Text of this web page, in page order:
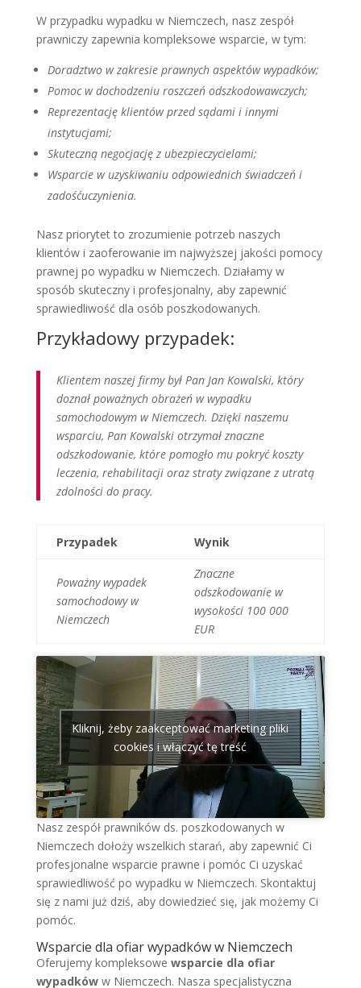
W przypadku wypadku w Niemczech, nasz zespół
prawniczy zapewnia kompleksowe wsparcie, w tym:
Doradztwo w zakresie prawnych aspektów wypadków;
Pomoc w dochodzeniu roszczeń odszkodowawczych;
Reprezentację klientów przed sądami i innymi
instytucjami;
Skuteczną negocjację z ubezpieczycielami;
Wsparcie w uzyskiwaniu odpowiednich świadczeń i
zadośćuczynienia.
Nasz priorytet to zrozumienie potrzeb naszych
klientów i zaoferowanie im najwyższej jakości pomocy
prawnej po wypadku w Niemczech. Działamy w
sposób skuteczny i profesjonalny, aby zapewnić
sprawiedliwość dla osób poszkodowanych.
Przykładowy przypadek:
Klientem naszej firmy był Pan Jan Kowalski, który
doznał poważnych obrażeń w wypadku
samochodowym w Niemczech. Dzięki naszemu
wsparciu, Pan Kowalski otrzymał znaczne
odszkodowanie, które pomogło mu pokryć koszty
leczenia, rehabilitacji oraz straty związane z utratą
zdolności do pracy.
Przypadek Wynik
Poważny wypadek
samochodowy w
Niemczech
Znaczne
odszkodowanie w
wysokości 100 000
EUR
Kliknij, żeby zaakceptować marketing pliki
cookies i włączyć tę treść
Nasz zespół prawników ds. poszkodowanych w
Niemczech dołoży wszelkich starań, aby zapewnić Ci
profesjonalne wsparcie prawne i pomóc Ci uzyskać
sprawiedliwość po wypadku w Niemczech. Skontaktuj
się z nami już dziś, aby dowiedzieć się, jak możemy Ci
pomóc.
Wsparcie dla ofiar wypadków w Niemczech
Oferujemy kompleksowe wsparcie dla ofiar
wypadkóww Niemczech. Nasza specjalistyczna